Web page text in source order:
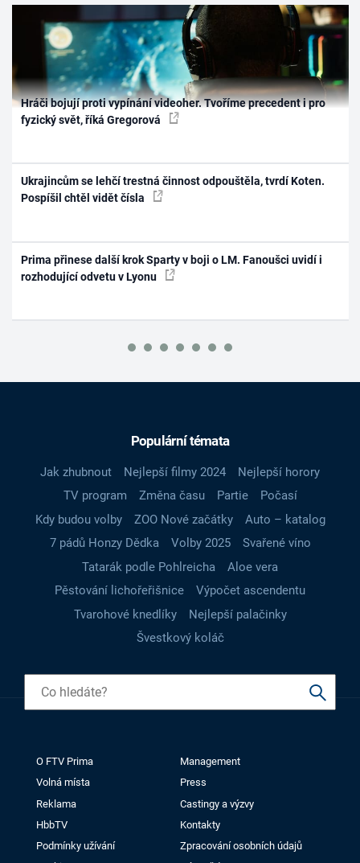
Hráči bojují proti vypínání videoher. Tvoříme precedent i pro
fyzický svět, říká Gregorová
Ukrajincům se lehčí trestná činnost odpouštěla, tvrdí Koten.
Pospíšil chtěl vidět čísla
Prima přinese další krok Sparty v boji o LM. Fanoušci uvidí i
rozhodující odvetu v Lyonu
Populární témata
Jak zhubnout Nejlepší filmy 2024
Nejlepší horory
TV program
Změna času Partie
Počasí
Kdy budou volby
ZOO Nové začátky
Auto – katalog
7 pádů Honzy Dědka
Volby 2025
Svařené víno
Tatarák podle Pohlreicha
Aloe vera
Pěstování lichořeřišnice
Výpočet ascendentu
Tvarohové knedlíky
Nejlepší palačinky
Švestkový koláč
O FTV Prima
Management
Volná místa
Press
Reklama
Castingy a výzvy
HbbTV
Kontakty
Podmínky užívání
Zpracování osobních údajů